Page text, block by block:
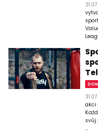
akci
svůj
...